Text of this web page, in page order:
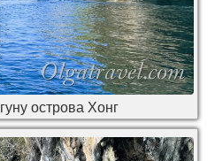
острова Хонг